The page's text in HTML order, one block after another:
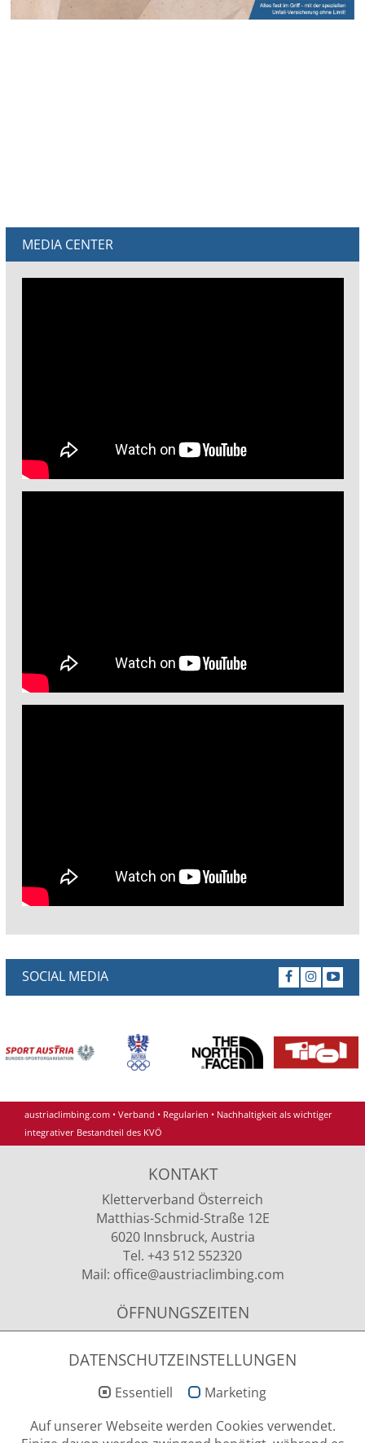
MEDIA CENTER
SOCIAL MEDIA
austriaclimbing.com • Verband • Regularien • Nachhaltigkeit als wichtiger
integrativer Bestandteil des KVÖ
KONTAKT
Kletterverband Österreich
Matthias-Schmid-Straße 12E
6020 Innsbruck, Austria
Tel. +43 512 552320
Mail: office@austriaclimbing.com
ÖFFNUNGSZEITEN
09.00 - 12.00 Uhr & 13.00 - 15.00 Uhr
NEWSLETTER ANMELDUNG
DATENSCHUTZEINSTELLUNGEN
Essentiell
Marketing
Auf unserer Webseite werden Cookies verwendet.